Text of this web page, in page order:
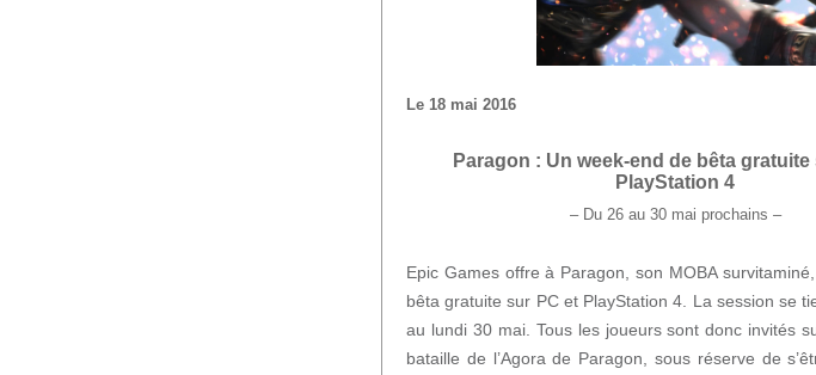
Le 18 mai 2016
Paragon : Un week-end de bêta gratuite
PlayStation 4
– Du 26 au 30 mai prochains –
Epic Games offre à Paragon, son MOBA
bêta gratuite sur PC et PlayStation 4. La session se
au lundi 30 mai. Tous les joueurs sont donc invités
bataille de l’Agora de Paragon, sous réserve de